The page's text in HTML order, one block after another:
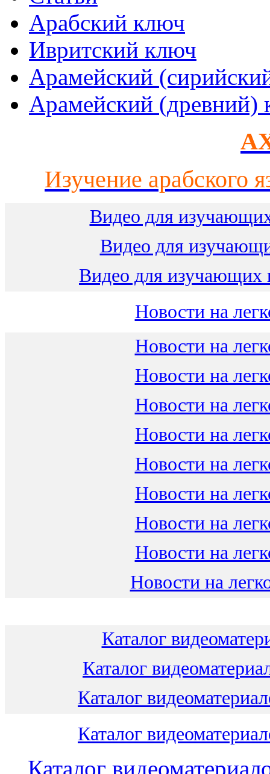
Арабский ключ
Ивритский ключ
Арамейский
Арамейский (древний)
Изучение арабского
Видео для
Видео для
Видео для изучающих
Новости на
Новости на
Новости на
Новости на
Новости на
Новости на
Новости на
Новости на
Новости на
Новости на
Каталог
Каталог
Каталог
Каталог
Каталог